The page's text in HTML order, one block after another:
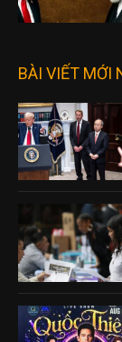
BÀI VIẾT MỚI